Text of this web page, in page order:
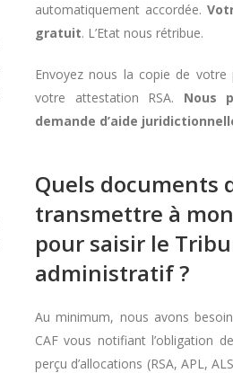
automatiquement accordée.
gratuit. L’Etat nous rétribue.
Envoyez nous la copie de votre
votre attestation RSA. Nous
demande d’aide
Quels documents
transmettre à
pour saisir le
administratif ?
Au minimum, nous avons
CAF vous notifiant l’obligation
perçu d’allocations (RSA, APL,